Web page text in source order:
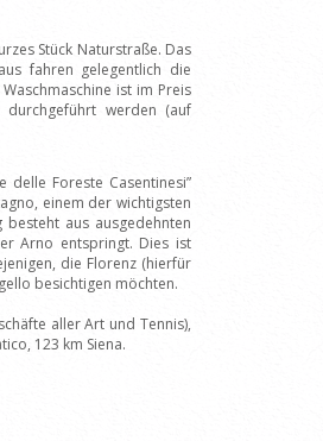
Stück Naturstraße. Das
fahren gelegentlich die
ist im Preis
werden (auf
Foreste Casentinesi”
einem der wichtigsten
aus ausgedehnten
Arno entspringt. Dies ist
die Florenz (hierfür
besichtigen möchten.
aller Art und Tennis),
123 km Siena.